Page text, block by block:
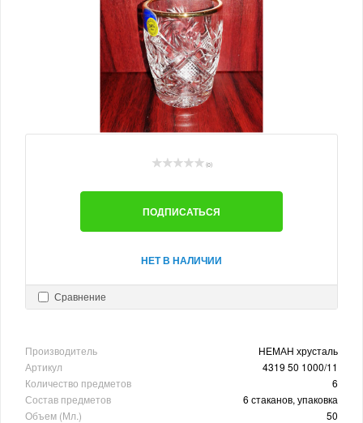
(0)
ПОДПИСАТЬСЯ
НЕТ В НАЛИЧИИ
Сравнение
Производитель
НЕМАН хрусталь
Артикул
4319 50 1000/11
Количество предметов
6
Состав предметов
6 стаканов, упаковка
Объем (Мл.)
50